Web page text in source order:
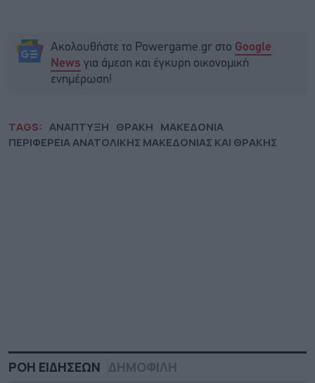
Ακολουθήστε το Powergame.gr στο Google
News για άμεση και έγκυρη οικονομική
ενημέρωση!
TAGS: ΑΝΑΠΤΥΞΗ ΘΡΑΚΗ ΜΑΚΕΔΟΝΙΑ
ΠΕΡΙΦΕΡΕΙΑ ΑΝΑΤΟΛΙΚΗΣ ΜΑΚΕΔΟΝΙΑΣ ΚΑΙ ΘΡΑΚΗΣ
ΡΟΗ ΕΙΔΗΣΕΩΝ ΔΗΜΟΦΙΛΗ